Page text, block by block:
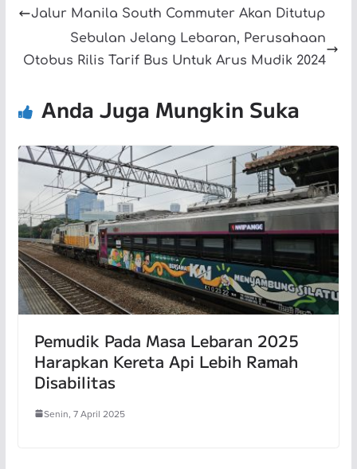
Jalur Manila South Commuter Akan Ditutup
Sebulan Jelang Lebaran, Perusahaan
Otobus Rilis Tarif Bus Untuk Arus Mudik 2024
Anda Juga Mungkin Suka
Pemudik Pada Masa Lebaran 2025
Harapkan Kereta Api Lebih Ramah
Disabilitas
Senin, 7 April 2025